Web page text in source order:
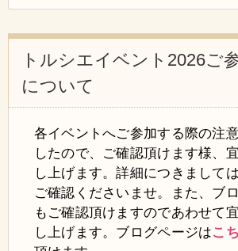
トルシエイベント2026ご
について
各イベントへご参加する際の注
したので、ご確認頂けます様、
し上げます。詳細につきましては
ご確認くださいませ。また、ブ
もご確認頂けますのであわせて
し上げます。ブログページはこ